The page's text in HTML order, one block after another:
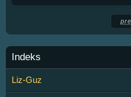
Indeks
Liz-Guz